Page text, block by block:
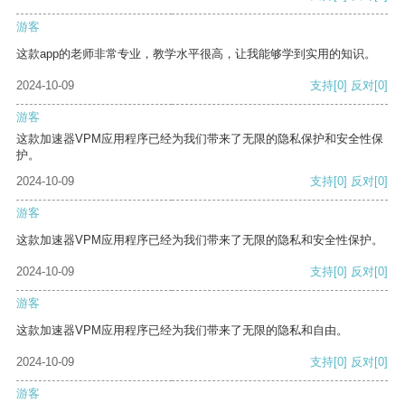
游客
这款app的老师非常专业，教学水平很高，让我能够学到实用的知识。
2024-10-09 支持[0] 反对[0]
游客
这款加速器VPM应用程序已经为我们带来了无限的隐私保护和安全性保
护。
2024-10-09
支持[0] 反对[0]
游客
这款加速器VPM应用程序已经为我们带来了无限的隐私和安全性保护。
2024-10-09 支持[0] 反对[0]
游客
这款加速器VPM应用程序已经为我们带来了无限的隐私和自由。
2024-10-09 支持[0] 反对[0]
游客